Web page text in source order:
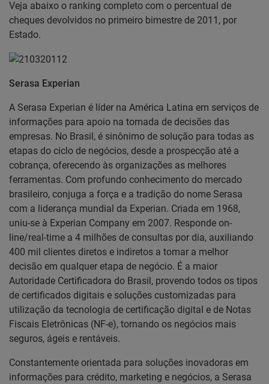
Veja abaixo o ranking completo com o percentual de
cheques devolvidos no primeiro bimestre de 2011, por
Estado.
Serasa Experian
A Serasa Experian é líder na América Latina em serviços de
informações para apoio na tomada de decisões das
empresas. No Brasil, é sinônimo de solução para todas as
etapas do ciclo de negócios, desde a prospecção até a
cobrança, oferecendo às organizações as melhores
ferramentas. Com profundo conhecimento do mercado
brasileiro, conjuga a força e a tradição do nome Serasa
com a liderança mundial da Experian. Criada em 1968,
uniu-se à Experian Company em 2007. Responde on-
line/real-time a 4 milhões de consultas por dia, auxiliando
400 mil clientes diretos e indiretos a tomar a melhor
decisão em qualquer etapa de negócio. É a maior
Autoridade Certificadora do Brasil, provendo todos os tipos
de certificados digitais e soluções customizadas para
utilização da tecnologia de certificação digital e de Notas
Fiscais Eletrônicas (NF-e), tornando os negócios mais
seguros, ágeis e rentáveis.
Constantemente orientada para soluções inovadoras em
informações para crédito, marketing e negócios, a Serasa